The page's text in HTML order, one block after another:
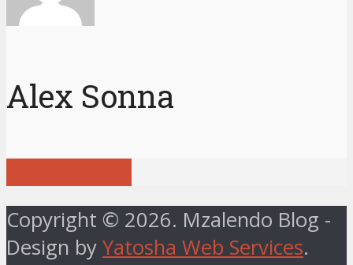
Alex Sonna
Copyright © 2026. Mzalendo Blog -
Design by Yatosha Web Services.